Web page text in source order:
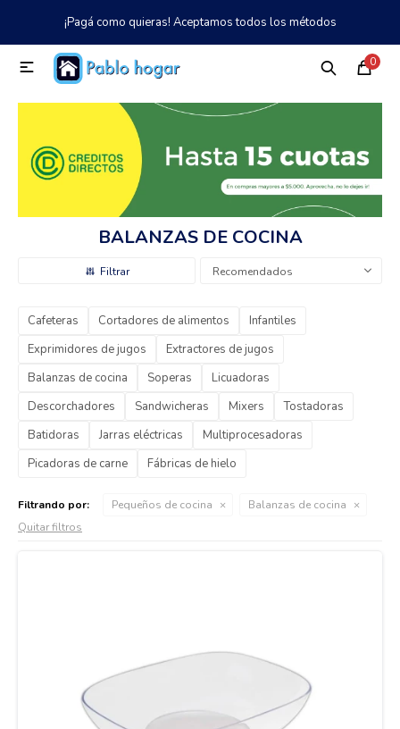
¡Pagá como quieras! Aceptamos todos los métodos
0

BALANZAS DE COCINA
Recomendados
Cafeteras Cortadores de alimentos
Infantiles
Exprimidores de jugos
Extractores de jugos
Balanzas de cocina
Soperas
Licuadoras
Descorchadores
Sandwicheras Mixers
Tostadoras
Batidoras
Jarras eléctricas
Multiprocesadoras
Picadoras de carne
Fábricas de hielo
Filtrando por: Pequeños de cocina
Balanzas de cocina
Quitar filtros
MI CUENTA
Catálogo Tienda 097 997 042
Climatización
Tecnología
TV, Audio y Video
Cuidado de mascotas
Aire libre y Jardín
Muebles de exterior